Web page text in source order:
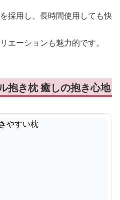
採用し、長時間使用しても快
エーションも魅力的です。
抱き枕 癒しの抱き心地